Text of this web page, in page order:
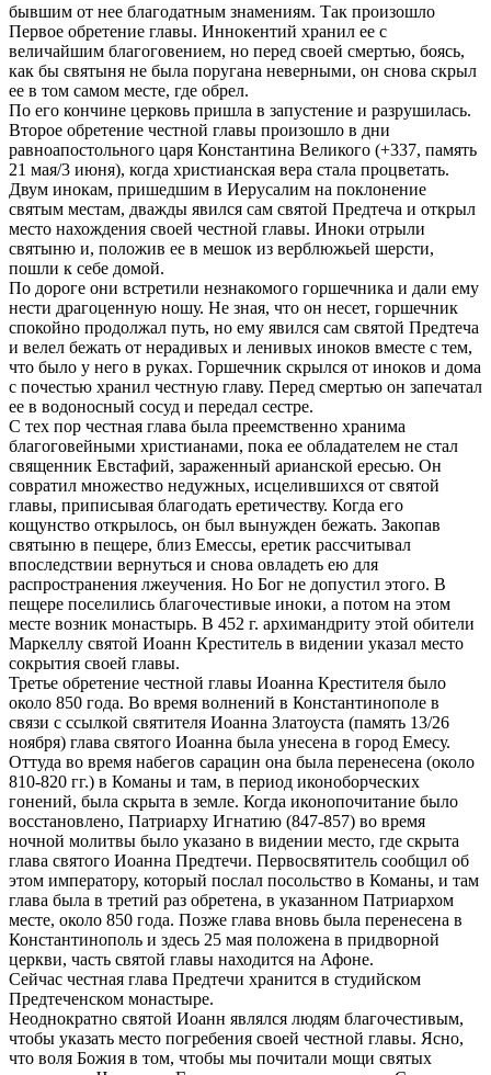
бывшим от нее благодатным знамениям. Так произошло
Первое обретение главы. Иннокентий хранил ее с
величайшим благоговением, но перед своей смертью, боясь,
как бы святыня не была поругана неверными, он снова скрыл
ее в том самом месте, где обрел.
По его кончине церковь пришла в запустение и разрушилась.
Второе обретение честной главы произошло в дни
равноапостольного царя Константина Великого (+337, память
21 мая/3 июня), когда христианская вера стала процветать.
Двум инокам, пришедшим в Иерусалим на поклонение
святым местам, дважды явился сам святой Предтеча и открыл
место нахождения своей честной главы. Иноки отрыли
святыню и, положив ее в мешок из верблюжьей шерсти,
пошли к себе домой.
По дороге они встретили незнакомого горшечника и дали ему
нести драгоценную ношу. Не зная, что он несет, горшечник
спокойно продолжал путь, но ему явился сам святой Предтеча
и велел бежать от нерадивых и ленивых иноков вместе с тем,
что было у него в руках. Горшечник скрылся от иноков и дома
с почестью хранил честную главу. Перед смертью он запечатал
ее в водоносный сосуд и передал сестре.
С тех пор честная глава была преемственно хранима
благоговейными христианами, пока ее обладателем не стал
священник Евстафий, зараженный арианской ересью. Он
совратил множество недужных, исцелившихся от святой
главы, приписывая благодать еретичеству. Когда его
кощунство открылось, он был вынужден бежать. Закопав
святыню в пещере, близ Емессы, еретик рассчитывал
впоследствии вернуться и снова овладеть ею для
распространения лжеучения. Но Бог не допустил этого. В
пещере поселились благочестивые иноки, а потом на этом
месте возник монастырь. В 452 г. архимандриту этой обители
Маркеллу святой Иоанн Креститель в видении указал место
сокрытия своей главы.
Третье обретение честной главы Иоанна Крестителя было
около 850 года. Во время волнений в Константинополе в
связи с ссылкой святителя Иоанна Златоуста (память 13/26
ноября) глава святого Иоанна была унесена в город Емесу.
Оттуда во время набегов сарацин она была перенесена (около
810-820 гг.) в Команы и там, в период иконоборческих
гонений, была скрыта в земле. Когда иконопочитание было
восстановлено, Патриарху Игнатию (847-857) во время
ночной молитвы было указано в видении место, где скрыта
глава святого Иоанна Предтечи. Первосвятитель сообщил об
этом императору, который послал посольство в Команы, и там
глава была в третий раз обретена, в указанном Патриархом
месте, около 850 года. Позже глава вновь была перенесена в
Константинополь и здесь 25 мая положена в придворной
церкви, часть святой главы находится на Афоне.
Сейчас честная глава Предтечи хранится в студийском
Предтеченском монастыре.
Неоднократно святой Иоанн являлся людям благочестивым,
чтобы указать место погребения своей честной главы. Ясно,
что воля Божия в том, чтобы мы почитали мощи святых